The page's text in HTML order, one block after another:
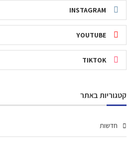
INSTAGRAM
YOUTUBE
TIKTOK
קטגוריות באתר
חדשות